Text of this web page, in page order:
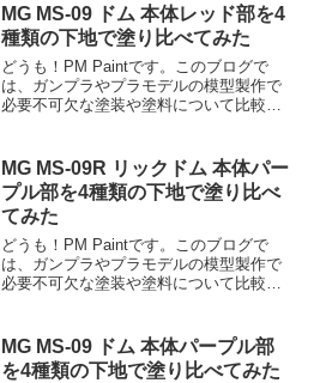
ります。参考程度に思っていただけると
幸いです。動画でも...
MG MS-09 ドム 本体レッド部を4
種類の下地で塗り比べてみた
どうも！PM Paintです。このブログで
は、ガンプラやプラモデルの模型製作で
必要不可欠な塗装や塗料について比較検
ります。参考程度に思っていただけると
幸いです。動画でも...
MG MS-09R リックドム 本体パー
プル部を4種類の下地で塗り比べ
てみた
どうも！PM Paintです。このブログで
は、ガンプラやプラモデルの模型製作で
必要不可欠な塗装や塗料について比較検
ります。参考程度に思っていただけると
幸いです。動画でも...
MG MS-09 ドム 本体パープル部
を4種類の下地で塗り比べてみた